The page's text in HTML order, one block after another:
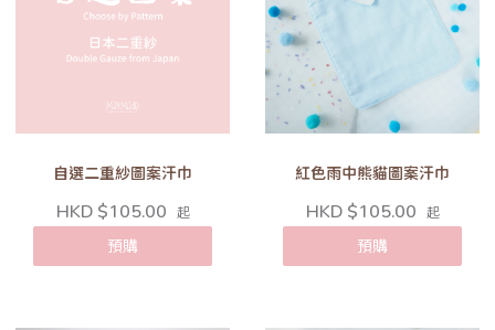
自選二重紗圖案汗巾
HKD $105.00 起
預購
紅色雨中熊貓圖案汗巾
HKD $105.00 起
預購